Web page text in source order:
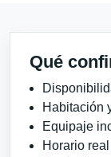
Qué
Habitación
Equipaje
Horario